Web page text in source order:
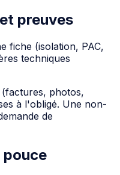
preuves
fiche (isolation, PAC,
techniques
photos,
à l'obligé. Une non-
de
pouce